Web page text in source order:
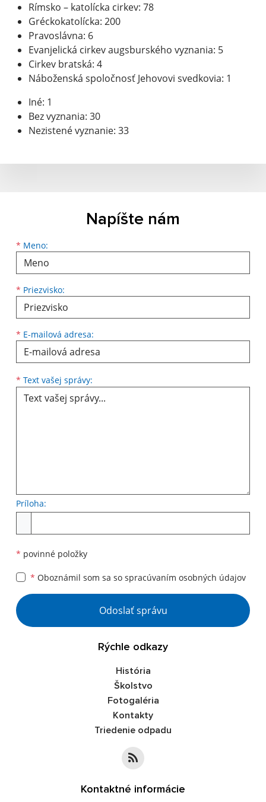
Rímsko – katolícka cirkev: 78
Gréckokatolícka: 200
Pravoslávna: 6
Evanjelická cirkev augsburského vyznania: 5
Cirkev bratská: 4
Náboženská spoločnosť Jehovovi svedkovia: 1
Iné: 1
Bez vyznania: 30
Nezistené vyznanie: 33
Napíšte nám
* Meno:
Meno
* Priezvisko:
Priezvisko
* E-mailová adresa:
E-mailová adresa
* Text vašej správy:
Príloha:
* povinné položky
* Oboznámil som sa so spracúvaním osobných údajov
Google reCaptcha Response
Odoslať správu
Rýchle odkazy
História
Školstvo
Fotogaléria
Kontakty
Triedenie odpadu
Kontaktné informácie